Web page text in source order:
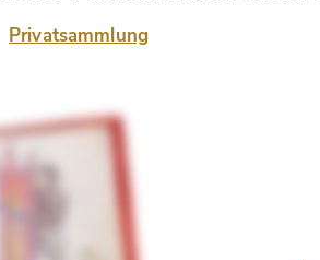
Privatsammlung